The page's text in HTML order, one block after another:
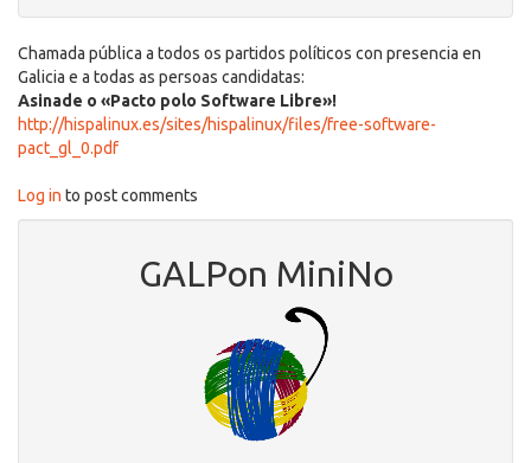
Chamada pública a todos os partidos políticos con presencia en
Galicia e a todas as persoas candidatas:
Asinade o «Pacto polo Software Libre»!
http://hispalinux.es/sites/hispalinux/files/free-software-
pact_gl_0.pdf
Log in to post comments
GALPon MiniNo